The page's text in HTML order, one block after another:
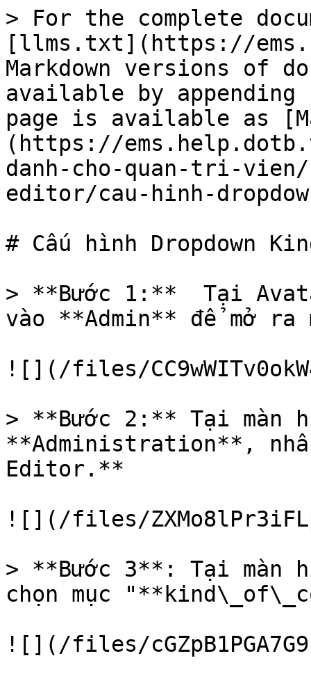
> For the complete
[llms.txt](https://
Markdown versions of
available by
page is available as
(https://
danh-cho-quan-tri-vien/
editor/cau-hinh-
# Cấu hình Dropdown
> **Bước 1:**  Tại
vào **Admin** để mở ra
![](/files/
> **Bước 2:** Tại màn
**Administration**,
Editor.**
![](/files/
> **Bước 3**: Tại màn
chọn mục
![](/files/